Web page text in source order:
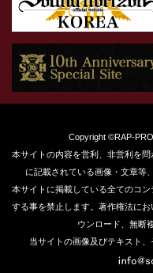
Copyright ©RAP-
本サイトの内容を営利、非営利を
に記載されている画像・文章等
本サイトに掲載している全てのコ
する事を禁止します。著作権法に
ウンロード、無断
当サイトの画像及びテキスト